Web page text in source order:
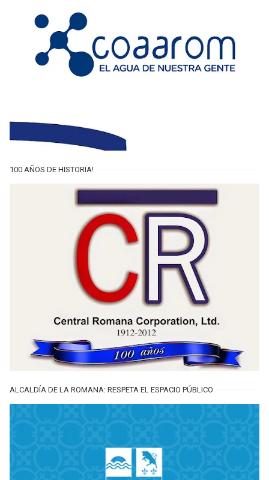
100 AÑOS DE HISTORIA!
ALCALDÍA DE LA ROMANA: RESPETA EL ESPACIO PÚBLICO